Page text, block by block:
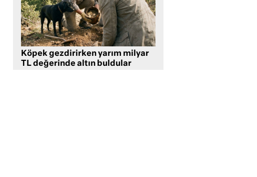
Köpek gezdirirken yarım milyar
TL değerinde altın buldular